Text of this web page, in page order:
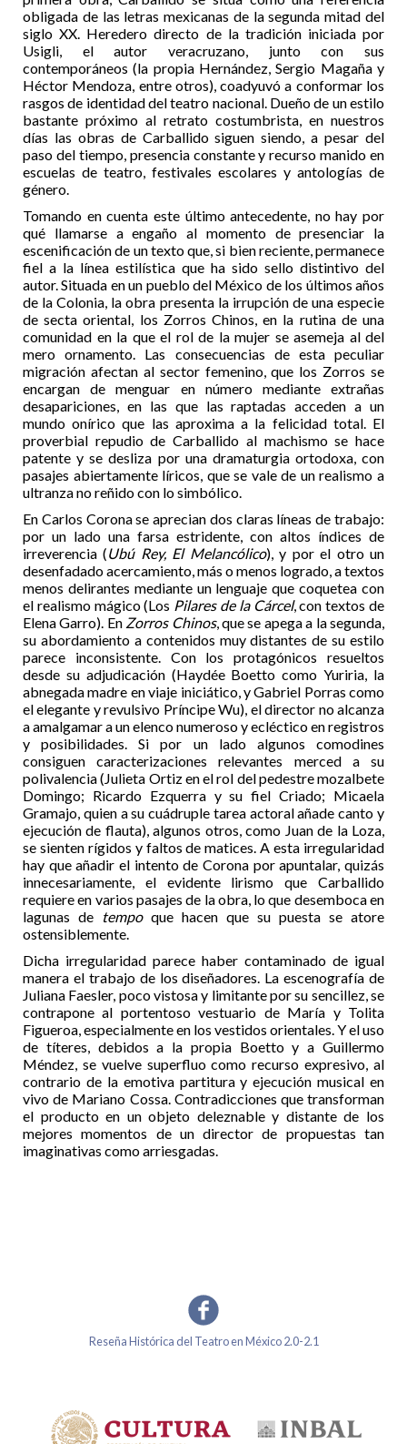
obligada de las letras mexicanas de la segunda mitad del
siglo XX. Heredero directo de la tradición iniciada por
Usigli, el autor veracruzano, junto con sus
contemporáneos (la propia Hernández, Sergio Magaña y
Héctor Mendoza, entre otros), coadyuvó a conformar los
rasgos de identidad del teatro nacional. Dueño de un estilo
bastante próximo al retrato costumbrista, en nuestros
días las obras de Carballido siguen siendo, a pesar del
paso del tiempo, presencia constante y recurso manido en
escuelas de teatro, festivales escolares y antologías de
género.
Tomando en cuenta este último antecedente, no hay por
qué llamarse a engaño al momento de presenciar la
escenificación de un texto que, si bien reciente, permanece
fiel a la línea estilística que ha sido sello distintivo del
autor. Situada en un pueblo del México de los últimos años
de la Colonia, la obra presenta la irrupción de una especie
de secta oriental, los Zorros Chinos, en la rutina de una
comunidad en la que el rol de la mujer se asemeja al del
mero ornamento. Las consecuencias de esta peculiar
migración afectan al sector femenino, que los Zorros se
encargan de menguar en número mediante extrañas
desapariciones, en las que las raptadas acceden a un
mundo onírico que las aproxima a la felicidad total. El
proverbial repudio de Carballido al machismo se hace
patente y se desliza por una dramaturgia ortodoxa, con
pasajes abiertamente líricos, que se vale de un realismo a
ultranza no reñido con lo simbólico.
En Carlos Corona se aprecian dos claras líneas de trabajo:
por un lado una farsa estridente, con altos índices de
irreverencia (Ubú Rey, El Melancólico), y por el otro un
desenfadado acercamiento, más o menos logrado, a textos
menos delirantes mediante un lenguaje que coquetea con
el realismo mágico (Los Pilares de la Cárcel, con textos de
Elena Garro). En Zorros Chinos, que se apega a la segunda,
su abordamiento a contenidos muy distantes de su estilo
parece inconsistente. Con los protagónicos resueltos
desde su adjudicación (Haydée Boetto como Yuriria, la
abnegada madre en viaje iniciático, y Gabriel Porras como
el elegante y revulsivo Príncipe Wu), el director no alcanza
a amalgamar a un elenco numeroso y ecléctico en registros
y posibilidades. Si por un lado algunos comodines
consiguen caracterizaciones relevantes merced a su
polivalencia (Julieta Ortiz en el rol del pedestre mozalbete
Domingo; Ricardo Ezquerra y su fiel Criado; Micaela
Gramajo, quien a su cuádruple tarea actoral añade canto y
ejecución de flauta), algunos otros, como Juan de la Loza,
se sienten rígidos y faltos de matices. A esta irregularidad
hay que añadir el intento de Corona por apuntalar, quizás
innecesariamente, el evidente lirismo que Carballido
requiere en varios pasajes de la obra, lo que desemboca en
lagunas de tempoque hacen que su puesta se atore
ostensiblemente.
Dicha irregularidad parece haber contaminado de igual
manera el trabajo de los diseñadores. La escenografía de
Juliana Faesler, poco vistosa y limitante por su sencillez, se
contrapone al portentoso vestuario de María y Tolita
Figueroa, especialmente en los vestidos orientales. Y el uso
de títeres, debidos a la propia Boetto y a Guillermo
Méndez, se vuelve superfluo como recurso expresivo, al
contrario de la emotiva partitura y ejecución musical en
vivo de Mariano Cossa. Contradicciones que transforman
el producto en un objeto deleznable y distante de los
mejores momentos de un director de propuestas tan
imaginativas como arriesgadas.
Reseña Histórica del Teatro en México 2.0-2.1